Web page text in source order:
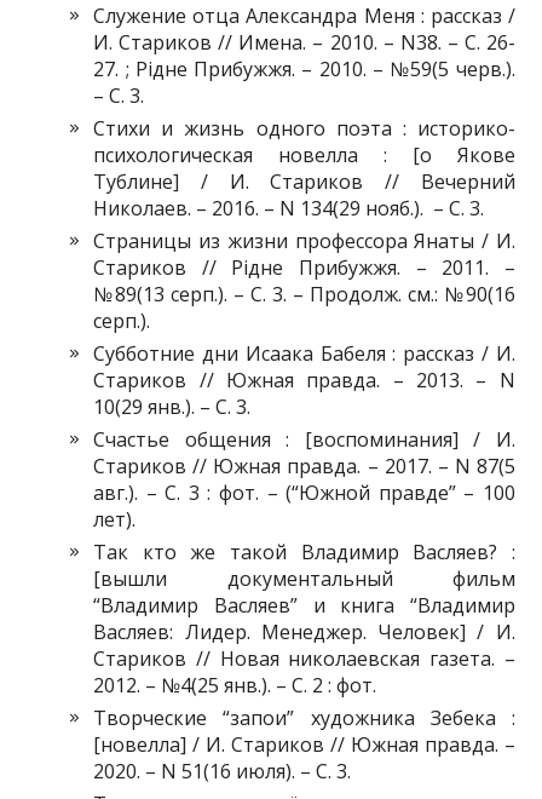
Служение отца Александра Меня : рассказ /
И. Стариков // Имена. – 2010. – N38. – С. 26-
27. ; Рідне Прибужжя. – 2010. – №59(5 черв.).
– С. 3.
Стихи и жизнь одного поэта : историко-
психологическая новелла : [о Якове
Тублине] / И. Стариков // Вечерний
Николаев. – 2016. – N 134(29 нояб.). – С. 3.
Страницы из жизни профессора Янаты / И.
Стариков // Рідне Прибужжя. – 2011. –
№89(13 серп.). – С. 3. – Продолж. см.: №90(16
серп.).
Субботние дни Исаака Бабеля : рассказ / И.
Стариков // Южная правда. – 2013. – N
10(29 янв.). – С. 3.
Счастье общения : [воспоминания] / И.
Стариков // Южная правда. – 2017. – N 87(5
авг.). – С. 3 : фот. – (“Южной правде” – 100
лет).
Так кто же такой Владимир Васляев? :
[вышли документальный фильм
“Владимир Васляев” и книга “Владимир
Васляев: Лидер. Менеджер. Человек] / И.
Стариков // Новая николаевская газета. –
2012. – №4(25 янв.). – С. 2 : фот.
Творческие “запои” художника Зебека :
[новелла] / И. Стариков // Южная правда. –
2020. – N 51(16 июля). – С. 3.